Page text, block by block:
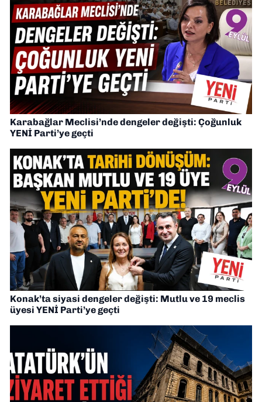
Karabağlar Meclisi’nde dengeler değişti: Çoğunluk
YENİ Parti’ye geçti
Konak’ta siyasi dengeler değişti: Mutlu ve 19 meclis
üyesi YENİ Parti’ye geçti